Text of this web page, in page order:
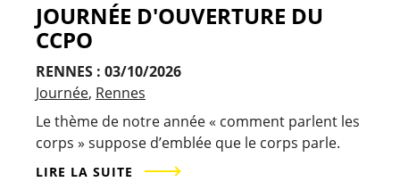
JOURNÉE D'OUVERTURE DU
CCPO
RENNES : 03/10/2026
Journée Rennes
Le thème de notre année « comment parlent les
corps » suppose d’emblée que le corps parle.
LIRE LA SUITE